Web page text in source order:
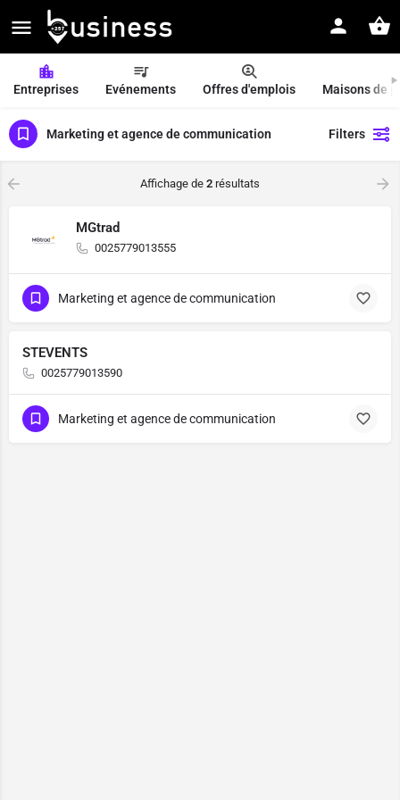
Entreprises Evénements Offres d'emplois Maisons de
Marketing et agence de communication Filters
Affichage de 2 résultats
MGtrad
0025779013555
Marketing et agence de communication
STEVENTS
0025779013590
Marketing et agence de communication